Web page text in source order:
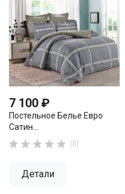
7 100 ₽
Постельное Белье Евро
Сатин...
     (0)
Детали